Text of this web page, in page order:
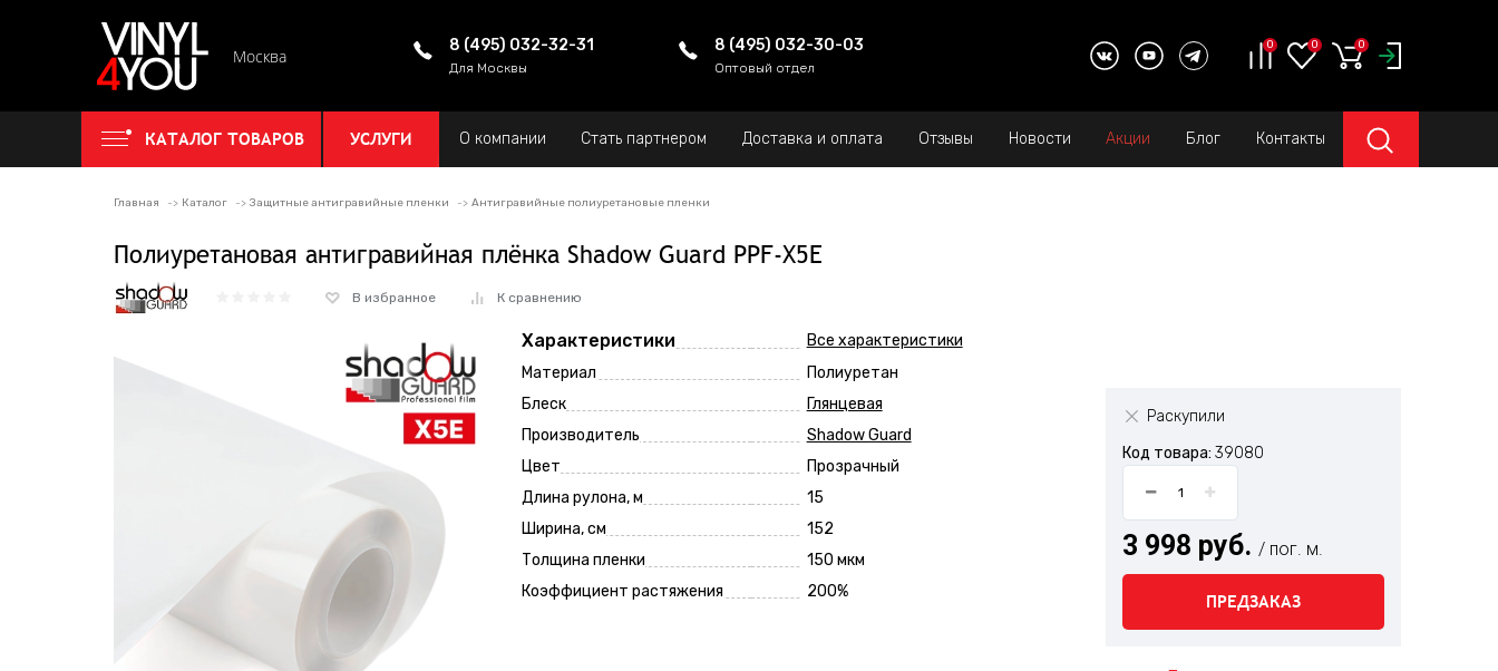
Москва
8 (495) 032-32-31
Для Москвы
8 (495) 032-30-03
Оптовый отдел
0 0 0
КАТАЛОГ ТОВАРОВ УСЛУГИ О компании Стать партнером Доставка и оплата Отзывы Новости Акции Блог Контакты
Главная Каталог Защитные антигравийные пленки Антигравийные полиуретановые пленки
Полиуретановая антигравийная плёнка Shadow Guard PPF-X5Е
В избранное К сравнению
Характеристики
Все характеристики
Материал
Полиуретан
Блеск
Глянцевая
Производитель
Shadow Guard
Цвет
Прозрачный
Длина рулона, м
15
Ширина, см
152
Толщина пленки
150 мкм
Коэффициент растяжения
200%
Раскупили
Код товара: 39080
3 998 руб. / пог. м.
ПРЕДЗАКАЗ